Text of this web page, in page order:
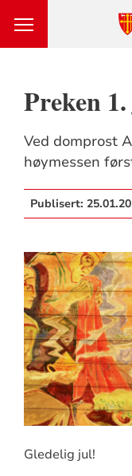
Preken
Ved domprost
høymessen
Publisert:
Gledelig jul!